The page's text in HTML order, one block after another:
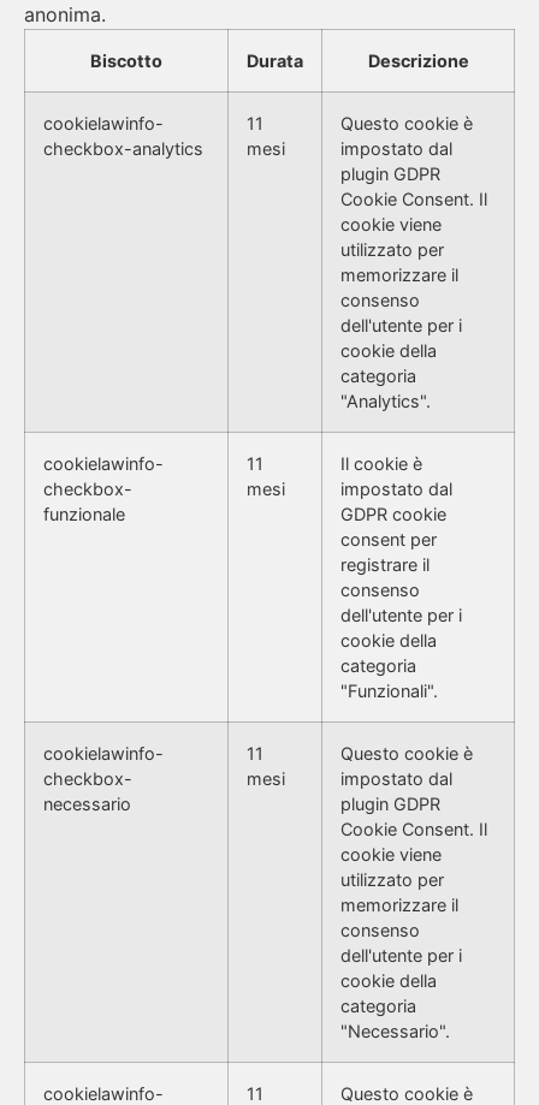
anonima.
Biscotto Durata Descrizione
cookielawinfo-
checkbox-analytics
11
mesi
Questo cookie è
impostato dal
plugin GDPR
Cookie Consent. Il
cookie viene
utilizzato per
memorizzare il
consenso
dell'utente per i
cookie della
categoria
"Analytics".
cookielawinfo-
checkbox-
funzionale
11
mesi
Il cookie è
impostato dal
GDPR cookie
consent per
registrare il
consenso
dell'utente per i
cookie della
categoria
"Funzionali".
cookielawinfo-
checkbox-
necessario
11
mesi
Questo cookie è
impostato dal
plugin GDPR
Cookie Consent. Il
cookie viene
utilizzato per
memorizzare il
consenso
dell'utente per i
cookie della
categoria
"Necessario".
cookielawinfo-
11
Questo cookie è